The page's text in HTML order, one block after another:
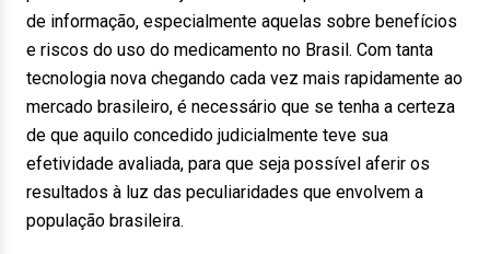
de informação, especialmente aquelas sobre benefícios
e riscos do uso do medicamento no Brasil. Com tanta
tecnologia nova chegando cada vez mais rapidamente ao
mercado brasileiro, é necessário que se tenha a certeza
de que aquilo concedido judicialmente teve sua
efetividade avaliada, para que seja possível aferir os
resultados à luz das peculiaridades que envolvem a
população brasileira.